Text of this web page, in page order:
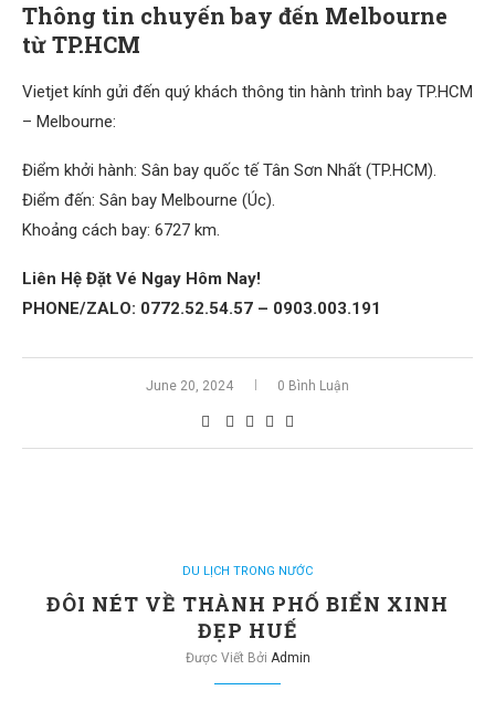
Thông tin chuyến bay đến Melbourne
từ TP.HCM
Vietjet kính gửi đến quý khách thông tin hành trình bay TP.HCM
– Melbourne:
Điểm khởi hành: Sân bay quốc tế Tân Sơn Nhất (TP.HCM).
Điểm đến: Sân bay Melbourne (Úc).
Khoảng cách bay: 6727 km.
Liên Hệ Đặt Vé Ngay Hôm Nay!
PHONE/ZALO: 0772.52.54.57 – 0903.003.191
June 20, 2024 0 Bình Luận
DU LỊCH TRONG NƯỚC
ĐÔI NÉT VỀ THÀNH PHỐ BIỂN XINH
ĐẸP HUẾ
Được Viết Bởi Admin